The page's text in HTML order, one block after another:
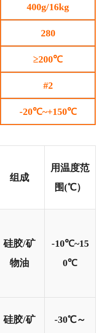
400g/16kg
280
≥200℃
#2
-20℃~+150℃
组成
用温度范
围(℃）
硅胶/矿
物油
-10℃~15
0℃
硅胶/矿 -30℃～